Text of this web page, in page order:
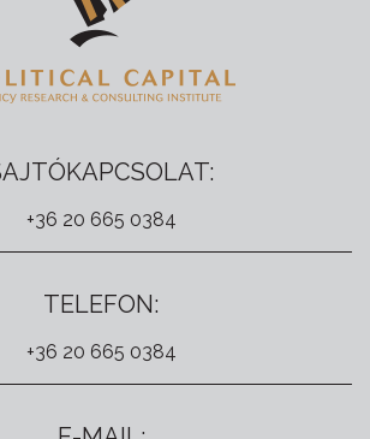
+36 20 665 0384
TELEFON:
+36 20 665 0384